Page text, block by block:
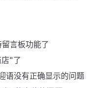
言板功能了
"了
语没有正确显示的问题